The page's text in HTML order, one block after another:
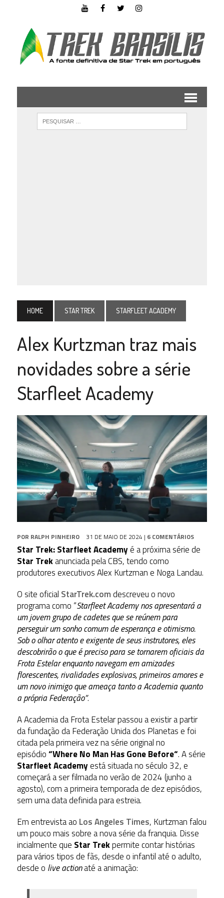
HOME STAR TREK STARFLEET ACADEMY
Alex Kurtzman traz mais
novidades sobre a série
Starfleet Academy
POR RALPH PINHEIRO 31 DE MAIO DE 2024 | 6 COMENTÁRIOS
Star Trek: Starfleet Academyé a próxima série de
Star Trekanunciada pela CBS, tendo como
produtores executivos Alex Kurtzman e Noga Landau.
O site oficial StarTrek.comdescreveu o novo
programa como “Starfleet Academy nos apresentará a
um jovem grupo de cadetes que se reúnem para
perseguir um sonho comum de esperança e otimismo.
Sob o olhar atento e exigente de seus instrutores, eles
descobrirão o que é preciso para se tornarem oficiais da
Frota Estelar enquanto navegam em amizades
florescentes, rivalidades explosivas, primeiros amores e
um novo inimigo que ameaça tanto a Academia quanto
a própria Federação”.
A Academia da Frota Estelar passou a existir a partir
da fundação da Federação Unida dos Planetas e foi
citada pela primeira vez na série original no
episódio“Where No Man Has Gone Before“. A série
Starfleet Academyestá situada no século 32, e
começará a ser filmada no verão de 2024 (junho a
agosto), com a primeira temporada de dez episódios,
sem uma data definida para estreia.
Em entrevista ao Los Angeles Times, Kurtzman falou
um pouco mais sobre a nova série da franquia. Disse
incialmente que Star Trekpermite contar histórias
para vários tipos de fãs, desde o infantil até o adulto,
desde o live actionaté a animação: